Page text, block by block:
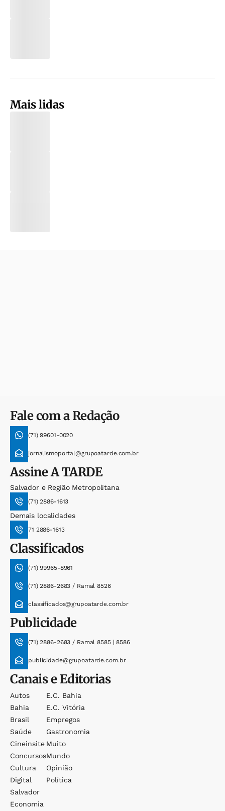
Mais lidas
Fale com a Redação
(71) 99601-0020
jornalismoportal@grupoatarde.com.br
AssineA TARDE
Salvador e Região Metropolitana
(71) 2886-1613
Demais localidades
71 2886-1613
Classificados
(71) 99965-8961
(71) 2886-2683 / Ramal 8526
classificados@grupoatarde.com.br
Publicidade
(71) 2886-2683 / Ramal 8585 | 8586
publicidade@grupoatarde.com.br
Canais e Editorias
Autos
Bahia
Brasil
Saúde
Cineinsite
Concursos
Cultura
Digital
Salvador
Economia
E.c. Bahia
E.c. Vitória
Empregos
Gastronomia
Muito
Mundo
Opinião
Política